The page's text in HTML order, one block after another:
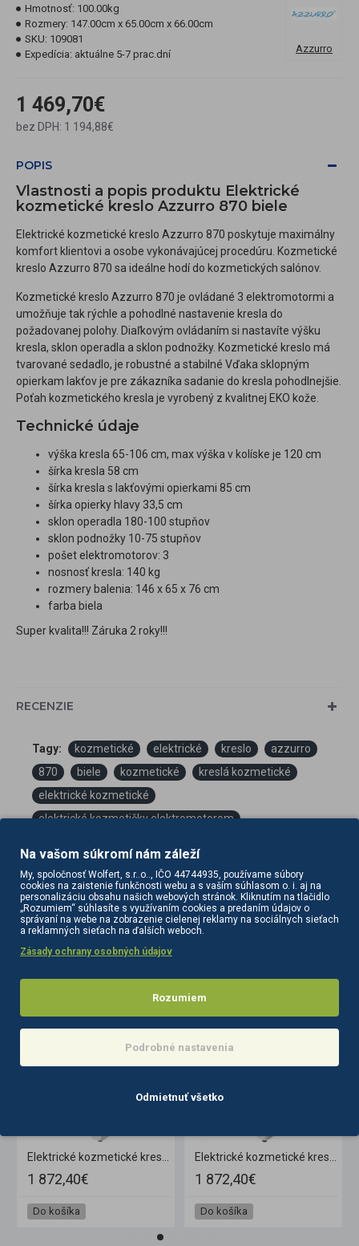
1 469,70€
bez DPH: 1 194,88€
Hmotnosť: 100.00kg
Rozmery: 147.00cm x 65.00cm x 66.00cm
SKU: 109081
Expedícia: aktuálne 5-7 prac.dní Azzurro
POPIS
Vlastnosti a popis produktu Elektrické
kozmetické kreslo Azzurro 870 biele
Elektrické kozmetické kreslo Azzurro 870 poskytuje maximálny
komfort klientovi a osobe vykonávajúcej procedúru. Kozmetické
kreslo Azzurro 870 sa ideálne hodí do kozmetických salónov.
Kozmetické kreslo Azzurro 870 je ovládané 3 elektromotormi a
umožňuje tak rýchle a pohodlné nastavenie kresla do
požadovanej polohy. Diaľkovým ovládaním si nastavíte výšku
kresla, sklon operadla a sklon podnožky. Kozmetické kreslo má
tvarované sedadlo, je robustné a stabilné Vďaka sklopným
opierkam lakťov je pre zákazníka sadanie do kresla pohodlnejšie.
Poťah kozmetického kresla je vyrobený z kvalitnej EKO kože.
Technické údaje
výška kresla 65-106 cm, max výška v kolíske je 120 cm
šírka kresla 58 cm
šírka kresla s lakťovými opierkami 85 cm
šírka opierky hlavy 33,5 cm
sklon operadla 180-100 stupňov
sklon podnožky 10-75 stupňov
pošet elektromotorov: 3
nosnosť kresla: 140 kg
rozmery balenia: 146 x 65 x 76 cm
farba biela
Super kvalita!!! Záruka 2 roky!!!
RECENZIE
Tagy: kozmetické elektrické kreslo
azzurro
870
biele kozmetické
kreslá kozmetické
elektrické kozmetické
elektrické kozmetičky elektromotorom
PODOBNÉ PRODUKTY
1 872,40€
Do košíka
1 872,40€
Do košíka
Na vašom súkromí nám záleží
My, spoločnosť Wolfert, s.r..o.., IČO 44744935, používame súbory
cookies na zaistenie funkčnosti webu a s vaším súhlasom o. i. aj na
personalizáciu obsahu našich webových stránok. Kliknutím na tlačidlo
„Rozumiem“ súhlasíte s využívaním cookies a predaním údajov o
správaní na webe na zobrazenie cielenej reklamy na sociálnych sieťach
a reklamných sieťach na ďalších weboch.
Zásady ochrany osobných údajov
Rozumiem
Podrobné nastavenia
Odmietnuť všetko